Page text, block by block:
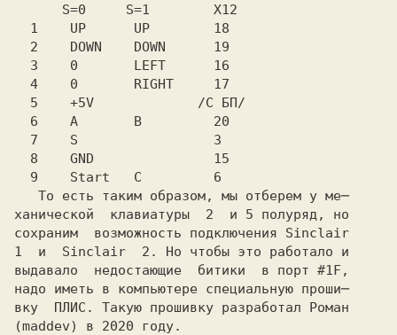
      S=0     S=1
  1    UP      UP
  2    DOWN    DOWN
  3    0       LEFT
  4    0       RIGHT
  5    +5V
  6    A       B
  7    S
  8    GND
  9    Start   C
   6
ханической  клавиатуры
2 и 5 полуряд, но
сохраним  возможность подключения Sinclair
1
и Sinclair  2.
Но чтобы это работало и
выдавало  недостающие  битики  в порт #1F,
надо иметь в компьютере специальную проши─
вку  ПЛИС. Такую прошивку разработал Роман
(maddev)
в 2020 году.